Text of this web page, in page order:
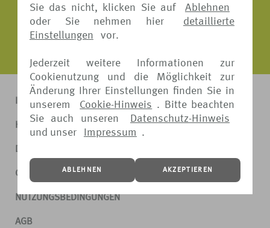
Sie das nicht, klicken Sie auf
Ablehnen
oder Sie nehmen hier
detaillierte
Einstellungen
vor.
Jederzeit weitere Informationen zur
Cookienutzung und die Möglichkeit zur
Änderung Ihrer Einstellungen finden Sie in
unserem
Cookie-Hinweis . Bitte beachten
Sie auch unseren
Datenschutz-Hinweis
und unser
Impressum .
ABLEHNEN AKZEPTIEREN
IMPRESSUM
KONTAKT
DATENSCHUTZ
COOKIE-HINWEIS
NUTZUNGSBEDINGUNGEN
AGB